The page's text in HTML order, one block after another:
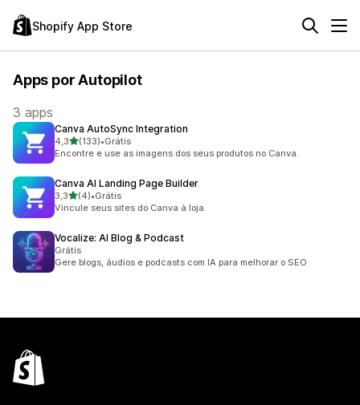
Shopify App Store
Apps por Autopilot
3 apps
Canva AutoSync Integration
4,3de 5 estrelas
(133)
133 avaliações ao todo
•Grátis
Encontre e use as imagens dos seus produtos no Canva.
Canva AI Landing Page Builder
3,3de 5 estrelas
(4)
4 avaliações ao todo
•Grátis
Vincule seus sites do Canva à loja
Vocalize: AI Blog & Podcast
Grátis
Gere blogs, áudios e podcasts com IA para melhorar o SEO